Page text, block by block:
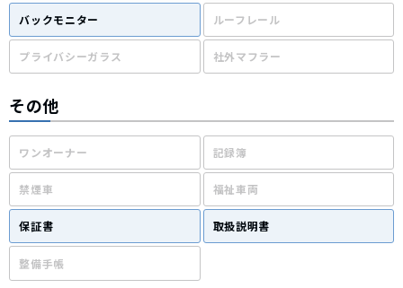
バックモニター ルーフレール
プライバシーガラス 社外マフラー
その他
ワンオーナー 記録簿
禁煙車 福祉車両
保証書 取扱説明書
整備手帳